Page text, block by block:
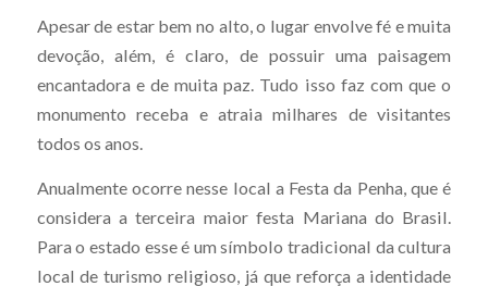
Apesar de estar bem no alto, o lugar envolve fé e muita
devoção, além, é claro, de possuir uma paisagem
encantadora e de muita paz. Tudo isso faz com que o
monumento receba e atraia milhares de visitantes
todos os anos.
Anualmente ocorre nesse local a Festa da Penha, que é
considera a terceira maior festa Mariana do Brasil.
Para o estado esse é um símbolo tradicional da cultura
local de turismo religioso, já que reforça a identidade